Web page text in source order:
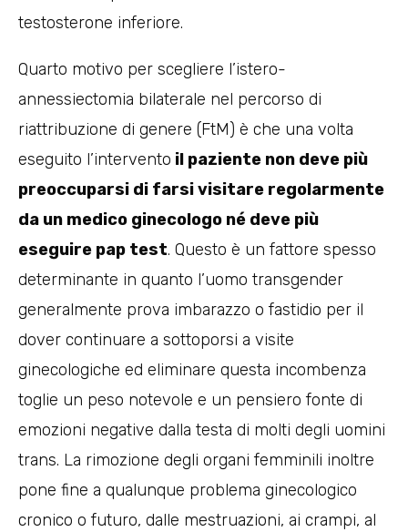
testosterone inferiore.
Quarto motivo per scegliere l’istero-
annessiectomia bilaterale nel percorso di
riattribuzione di genere (FtM) è che una volta
eseguito l’intervento il paziente non deve più
preoccuparsi di farsi visitare regolarmente
da un medico ginecologo né deve più
eseguire pap test. Questo è un fattore spesso
determinante in quanto l’uomo transgender
generalmente prova imbarazzo o fastidio per il
dover continuare a sottoporsi a visite
ginecologiche ed eliminare questa incombenza
toglie un peso notevole e un pensiero fonte di
emozioni negative dalla testa di molti degli uomini
trans. La rimozione degli organi femminili inoltre
pone fine a qualunque problema ginecologico
cronico o futuro, dalle mestruazioni, ai crampi, al